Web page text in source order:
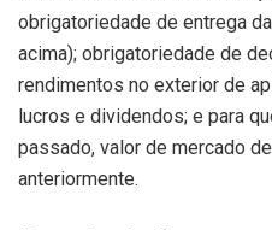
obrigatoriedade de entrega
acima); obrigatoriedade de
rendimentos no exterior de
lucros e dividendos; e para
passado, valor de mercado
anteriormente.